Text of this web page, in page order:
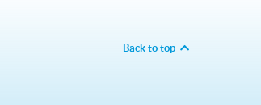
Back to top